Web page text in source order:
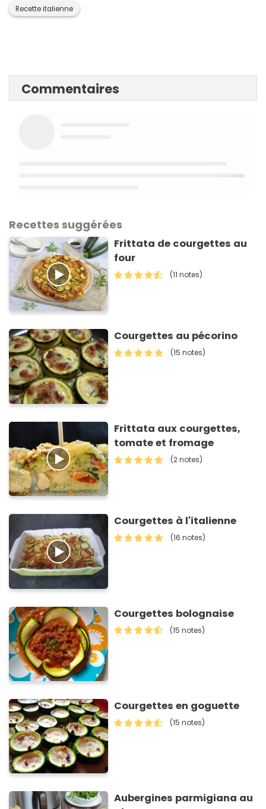
Recette italienne
Commentaires
Recettes suggérées
Frittata de courgettes au
four
(11 notes)
Courgettes au pécorino
(15 notes)
Frittata aux courgettes,
tomate et fromage
(2 notes)
Courgettes à l'italienne
(16 notes)
Courgettes bolognaise
(15 notes)
Courgettes en goguette
(15 notes)
Aubergines parmigiana au